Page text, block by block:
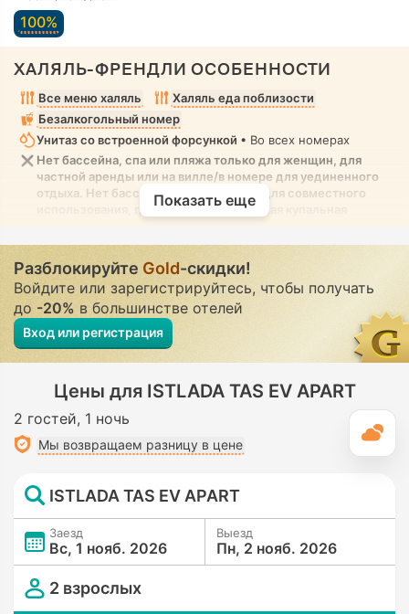
100%
ХАЛЯЛЬ-ФРЕНДЛИ ОСОБЕННОСТИ
Все меню халяль
Халяль еда поблизости
Безалкогольный номер
Унитаз со встроенной форсункой • Во всех номерах
Нет бассейна, спа или пляжа только для женщин, для
частной аренды или на вилле/в номере для уединенного
отдыха. Нет бассейна, спа или пляжа для совместного
использования, где разрешена скромная купальная
Показать еще
Разблокируйте Gold-скидки!
Войдите или зарегистрируйтесь, чтобы получать
до -20% в большинстве отелей
Вход или регистрация
Цены для ISTLADA TAS EV APART
2 гостей 1 ночь
Мы возвращаем разницу в цене
ISTLADA TAS EV APART
Заезд
Вс, 1 нояб. 2026
Выезд
Пн, 2 нояб. 2026
2 взрослых